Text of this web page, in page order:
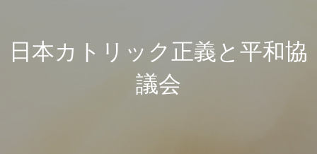
日本カトリック正義と平和協
議会